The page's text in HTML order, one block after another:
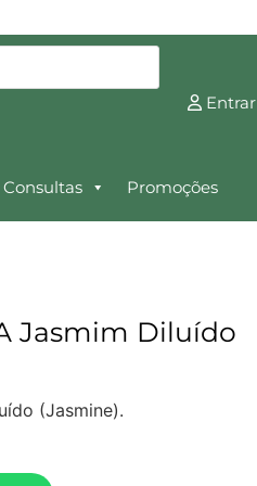
Entrar
Consultas Promoções
Jasmim Diluído
(Jasmine).